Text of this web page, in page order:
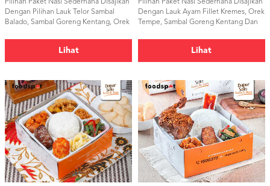
Pilihan Paket Nasi Sederhana Disajikan
Dengan Pilihan Lauk Telor Sambal
Balado, Sambal Goreng Kentang, Orek
Lihat
Pilihan Paket Nasi Sederhana Disajikan
Dengan Lauk Ayam Fillet Kremes, Orek
Tempe, Sambal Goreng Kentang Dan
Lihat